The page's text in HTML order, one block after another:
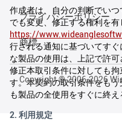
作成者は、自分の判断でい
でも変更、修正する権利を
https://
行される通知に基づいてす
な製品の使用は、上記で許
修正本取引条件に対しても
す。本契約の取引条件をも
も製品の全使用をすぐに終え
2. 利用規定
プライバシーポリシー
商標
Copyright © 2006-2026